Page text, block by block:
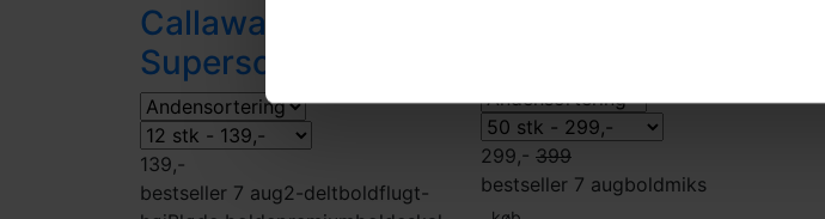
Callaway
Supersoft
139,-
bestseller 7 aug2-deltboldflugt-
299,- 399
bestseller 7 augboldmiks